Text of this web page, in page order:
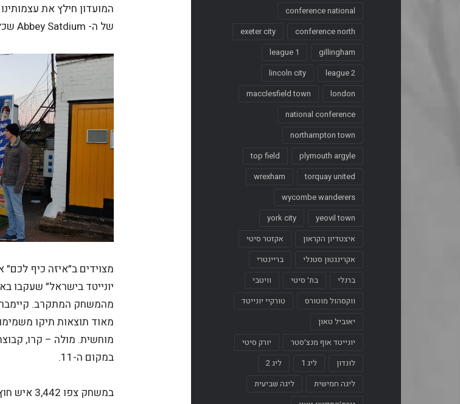
conference national
conference north
exeter city
gillingham
league 1
league 2
lincoln city
london
macclesfield town
national conference
northampton town
plymouth argyle
top field
torquay united
wrexham
wycombe wanderers
yeovil town
york city
איצטדיון הקראון
אקזטר סיטי
אקרינגטון סטנלי
בריינטרי
ברנלי
בת׳ סיטי
וויטבי
ווקסהול מוטורס
טורקיי יונייטד
יאוביל טאון
יונייטד אוף מנצ׳סטר
יורק סיטי
לונדון
ליג 1
ליג 2
ליגה חמישית
ליגה שביעית
המועדון חילץ את
של ה- Abbey Satdium שכלל בעיקר דוכני אוכל איכותי כמו שבתמונה.
מצוידים ב״איזה כיף לכם״
יונייטד בישראל״ שעקבו
מהמשחק המתקרב.
מוחשית. מולה – קרו,
במקום ה-11.
במשחק